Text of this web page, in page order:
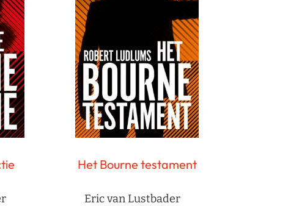
Het Bourne testament
Eric van Lustbader